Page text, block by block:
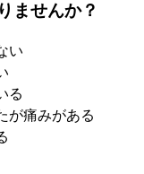
ませんか？
い
る
が痛みがある